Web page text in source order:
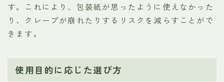
す。これにより、包装紙が思ったように使えなかった
り、クレープが崩れたりするリスクを減らすことがで
きます。
使用目的に応じた選び方